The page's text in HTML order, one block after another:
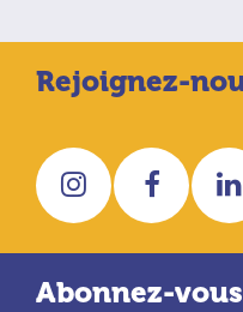
Rejoignez-
Instagram
Abonnez-